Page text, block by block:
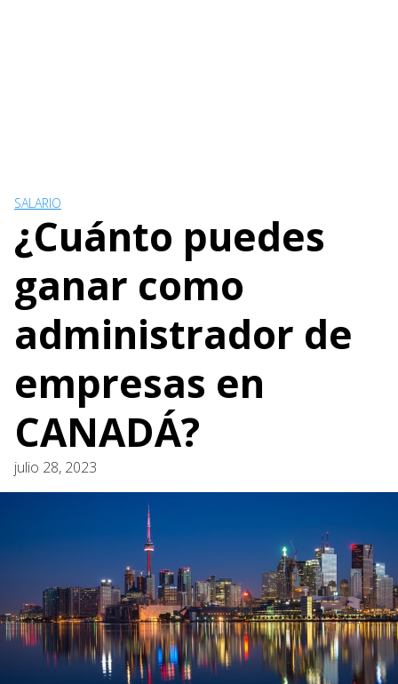
SALARIO
¿Cuánto puedes
ganar como
administrador de
empresas en
CANADÁ?
julio 28, 2023